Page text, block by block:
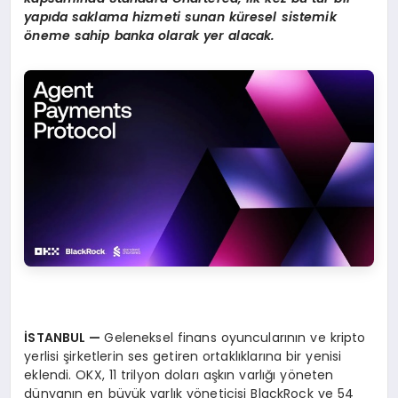
yapıda saklama hizmeti sunan küresel sistemik
öneme sahip banka olarak yer alacak.
İSTANBUL —Geleneksel finans oyuncularının ve kripto
yerlisi şirketlerin ses getiren ortaklıklarına bir yenisi
eklendi. OKX, 11 trilyon doları aşkın varlığı yöneten
dünyanın en büyük varlık yöneticisi BlackRock ve 54